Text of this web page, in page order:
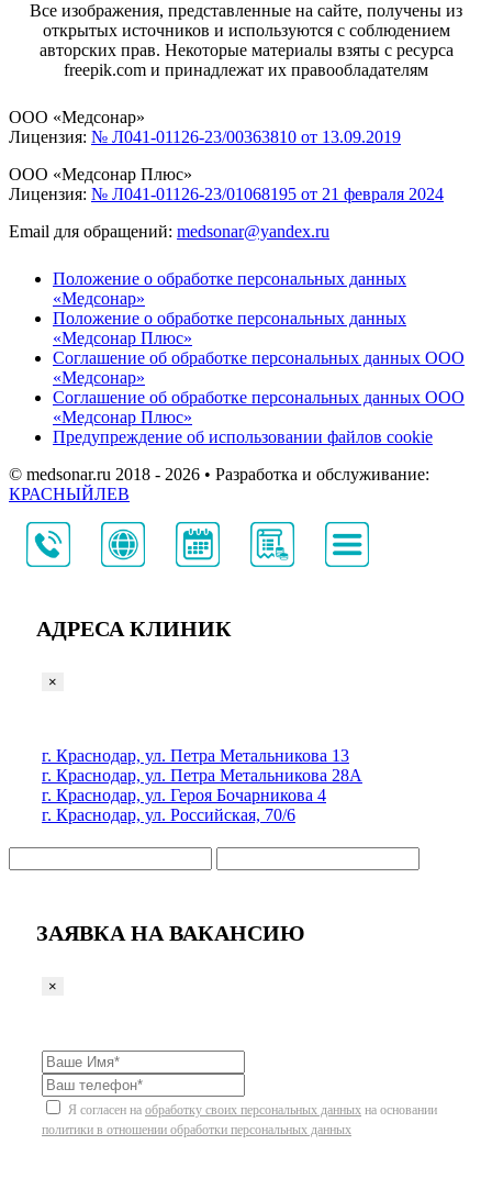
Все изображения, представленные на сайте, получены из
открытых источников и используются с соблюдением
авторских прав. Некоторые материалы взяты с ресурса
freepik.com и принадлежат их правообладателям
ООО «Медсонар»
Лицензия: № Л041-01126-23/00363810 от 13.09.2019
ООО «Медсонар Плюс»
Лицензия: № Л041-01126-23/01068195 от 21 февраля 2024
Email для обращений: medsonar@yandex.ru
Положение о обработке персональных данных
«Медсонар»
Положение о обработке персональных данных
«Медсонар Плюс»
Соглашение об обработке персональных данных ООО
«Медсонар»
Соглашение об обработке персональных данных ООО
«Медсонар Плюс»
Предупреждение об использовании файлов cookie
© medsonar.ru 2018 - 2026 • Разработка и обслуживание:
КРАСНЫЙЛЕВ
АДРЕСА КЛИНИК
×
г. Краснодар, ул. Петра Метальникова 13
г. Краснодар, ул. Петра Метальникова 28А
г. Краснодар, ул. Героя Бочарникова 4
г. Краснодар, ул. Российская, 70/6
ЗАЯВКА НА ВАКАНСИЮ
×
Я согласен на обработку своих персональных данных на основании
политики в отношении обработки персональных данных